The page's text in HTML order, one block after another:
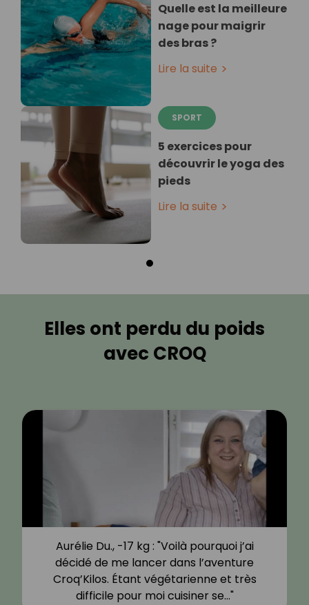
Quelle est la meilleure
nage pour maigrir
des bras ?
Lire la suite
SPORT
5 exercices pour
découvrir le yoga des
pieds
Lire la suite
Elles ont perdu du poids
avec CROQ
Aurélie Du., -17 kg : "Voilà pourquoi j’ai
décidé de me lancer dans l’aventure
Croq’Kilos. Étant végétarienne et très
difficile pour moi cuisiner se…"